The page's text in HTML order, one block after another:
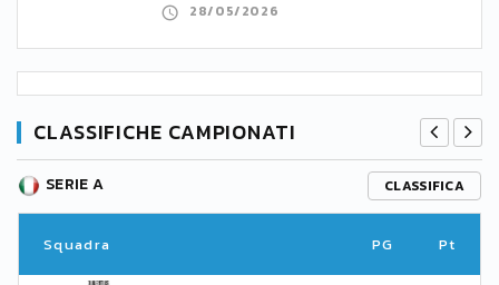
28/05/2026
CLASSIFICHE CAMPIONATI
SERIE A CLASSIFICA
Squadra PG Pt